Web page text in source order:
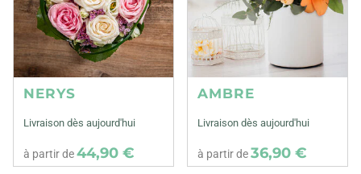
NERYS
Livraison dès aujourd'hui
à partir de44,90 €
AMBRE
Livraison dès aujourd'hui
à partir de36,90 €